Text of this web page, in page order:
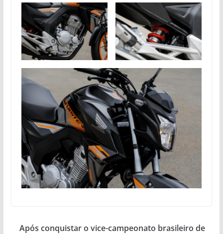
Após conquistar o vice-campeonato brasileiro de